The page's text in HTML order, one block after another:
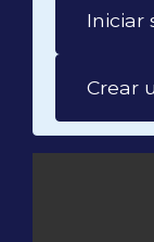
Iniciar
Crear